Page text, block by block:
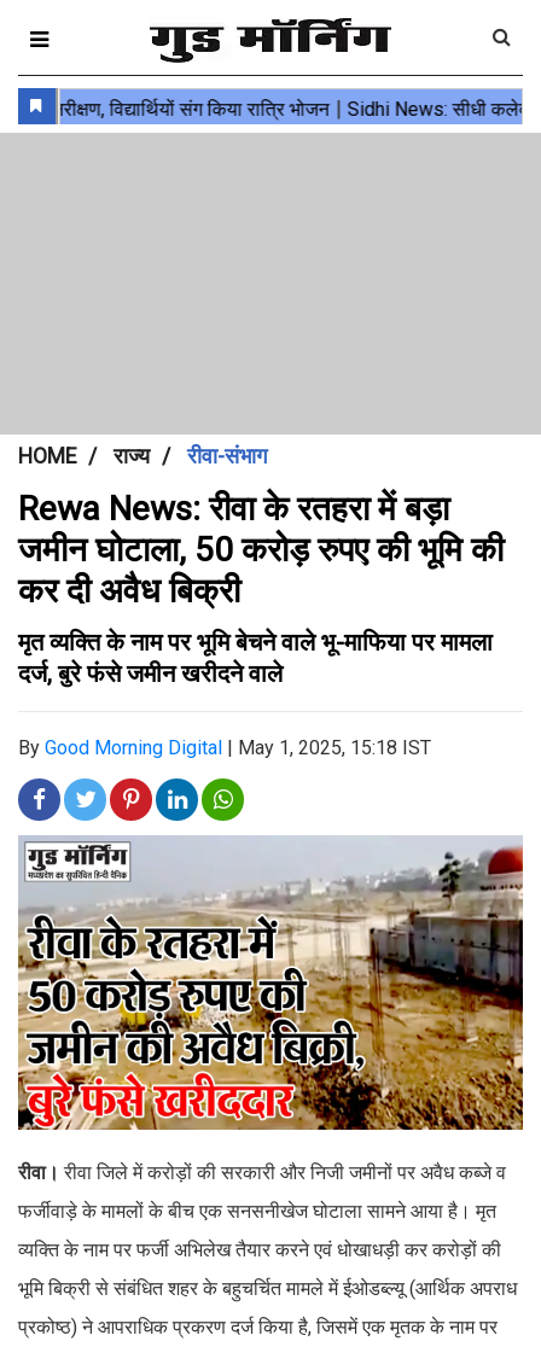
HOME राज्य रीवा-संभाग
Rewa News: रीवा के रतहरा में बड़ा
जमीन घोटाला, 50 करोड़ रुपए की भूमि की
कर दी अवैध बिक्री
मृत व्यक्ति के नाम पर भूमि बेचने वाले भू-माफिया पर मामला
दर्ज, बुरे फंसे जमीन खरीदने वाले
By Good Morning Digital | May 1, 2025, 15:18 IST
रीवा।रीवा जिले में करोड़ों की सरकारी और निजी जमीनों पर अवैध कब्जे व
फर्जीवाड़े के मामलों के बीच एक सनसनीखेज घोटाला सामने आया है। मृत
व्यक्ति के नाम पर फर्जी अभिलेख तैयार करने एवं धोखाधड़ी कर करोड़ों की
भूमि बिक्री से संबंधित शहर के बहुचर्चित मामले में ईओडब्ल्यू (आर्थिक अपराध
प्रकोष्ठ) ने आपराधिक प्रकरण दर्ज किया है, जिसमें एक मृतक के नाम पर